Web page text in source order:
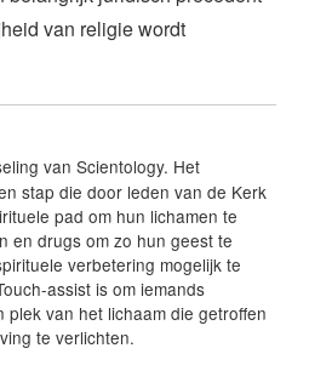
van religie wordt
van Scientology. Het
stap die door leden van de Kerk
pad om hun lichamen te
en drugs om zo hun geest te
verbetering mogelijk te
assist is om iemands
van het lichaam die getroffen
te verlichten.